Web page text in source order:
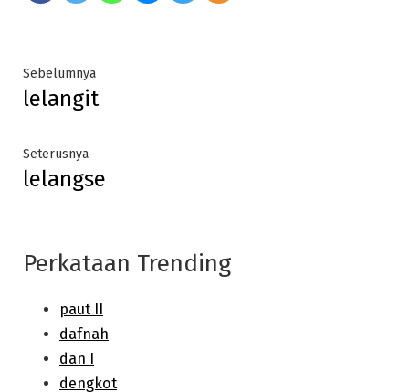
Post
navigation
SebelumnyaPrevious
post:
lelangit
SeterusnyaNext
post:
lelangse
Perkataan Trending